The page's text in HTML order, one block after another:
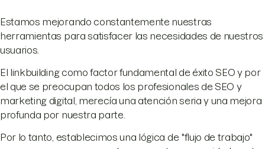
Estamos mejorando constantemente nuestras
herramientas para satisfacer las necesidades de nuestros
usuarios.
El linkbuilding como factor fundamental de éxito SEO y por
el que se preocupan todos los profesionales de SEO y
marketing digital, merecía una atención seria y una mejora
profunda por nuestra parte.
Por lo tanto, establecimos una lógica de "flujo de trabajo"